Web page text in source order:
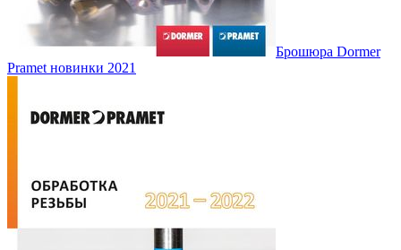
Брошюра Dormer
Pramet новинки 2021